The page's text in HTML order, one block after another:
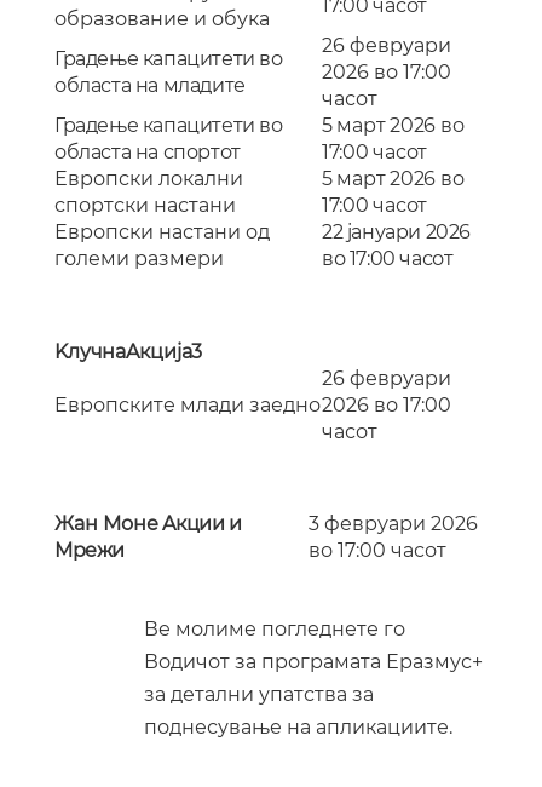
образование и обука
17:00 часот
Градење капацитети во
областа на младите
26 февруари
2026 во 17:00
часот
Градење капацитети во
областа на спортот
5 март 2026 во
17:00 часот
Европски локални
спортски настани
5 март 2026 во
17:00 часот
Европски настани од
големи размери
22 јануари 2026
во 17:00 часот
KлучнаAкција3
Eвропските млади заедно
26 февруари
2026 во 17:00
часот
Жан МонеAкции и
Мрежи
3 февруари 2026
во 17:00 часот
Ве молиме погледнете го
Водичот за програмата Еразмус+
за детални упатства за
поднесување на апликациите.